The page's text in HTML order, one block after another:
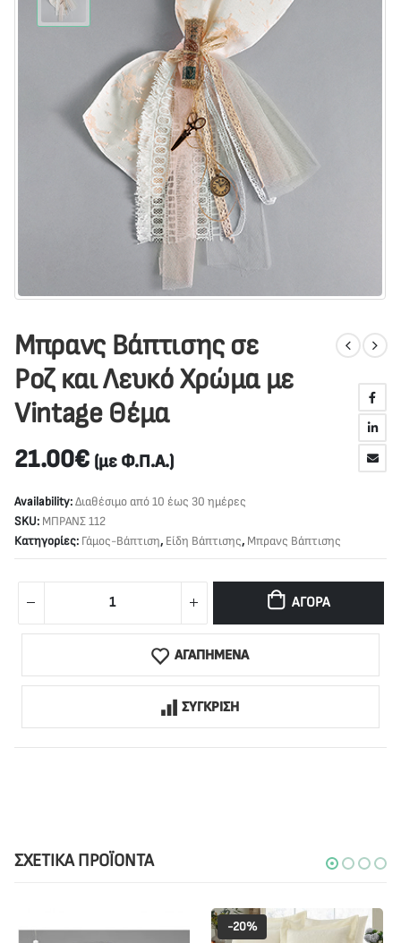
Μπρανς Βάπτισης σε
Ροζ και Λευκό Χρώμα με
Vintage Θέμα
21.00€ (με Φ.Π.Α.)
Availability:Διαθέσιμο από 10 έως 30 ημέρες
SKU: ΜΠΡΑΝΣ 112
Κατηγορίες: Γάμος-Βάπτιση, Είδη Βάπτισης, Μπρανς Βάπτισης
ΑΓΟΡΆ
ΑΓΑΠΗΜΕΝΑ
ΣΥΓΚΡΙΣΗ
ΣΧΕΤΙΚΆ ΠΡΟΪΌΝΤΑ
-20%